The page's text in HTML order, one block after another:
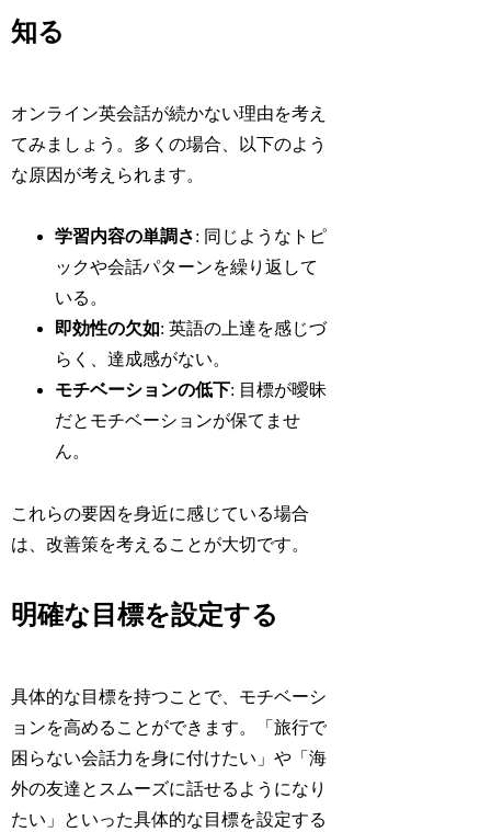
知る
オンライン英会話が続かない理由を考え
てみましょう。多くの場合、以下のよう
な原因が考えられます。
学習内容の単調さ: 同じようなトピ
ックや会話パターンを繰り返して
いる。
即効性の欠如: 英語の上達を感じづ
らく、達成感がない。
モチベーションの低下: 目標が曖昧
だとモチベーションが保てませ
ん。
これらの要因を身近に感じている場合
は、改善策を考えることが大切です。
明確な目標を設定する
具体的な目標を持つことで、モチベーシ
ョンを高めることができます。「旅行で
困らない会話力を身に付けたい」や「海
外の友達とスムーズに話せるようになり
たい」といった具体的な目標を設定する